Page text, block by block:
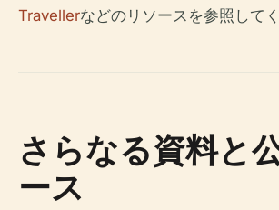
Travellerなどのリソースを参照してく
さらなる資料と
ース